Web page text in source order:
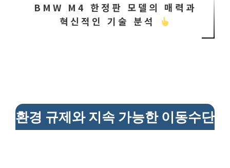
BMW M4 한정판 모델의 매력과
혁신적인 기술 분석
환경 규제와 지속 가능한 이동수단